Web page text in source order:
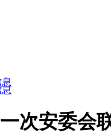
息
次安委会